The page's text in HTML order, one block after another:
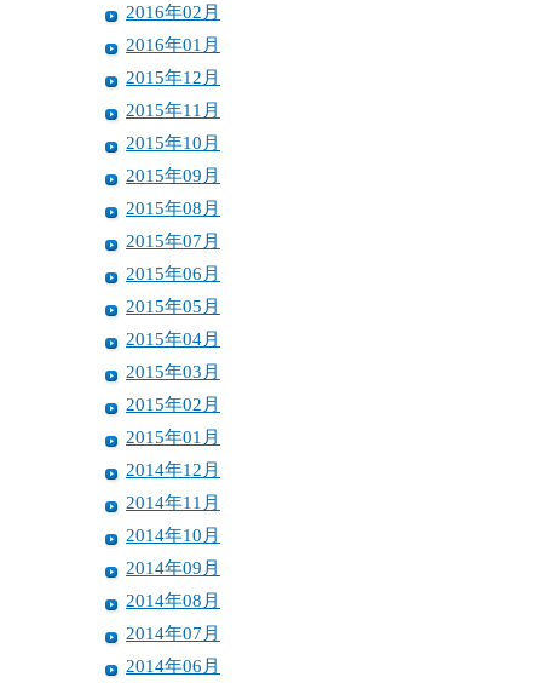
2016年02月
2016年01月
2015年12月
2015年11月
2015年10月
2015年09月
2015年08月
2015年07月
2015年06月
2015年05月
2015年04月
2015年03月
2015年02月
2015年01月
2014年12月
2014年11月
2014年10月
2014年09月
2014年08月
2014年07月
2014年06月